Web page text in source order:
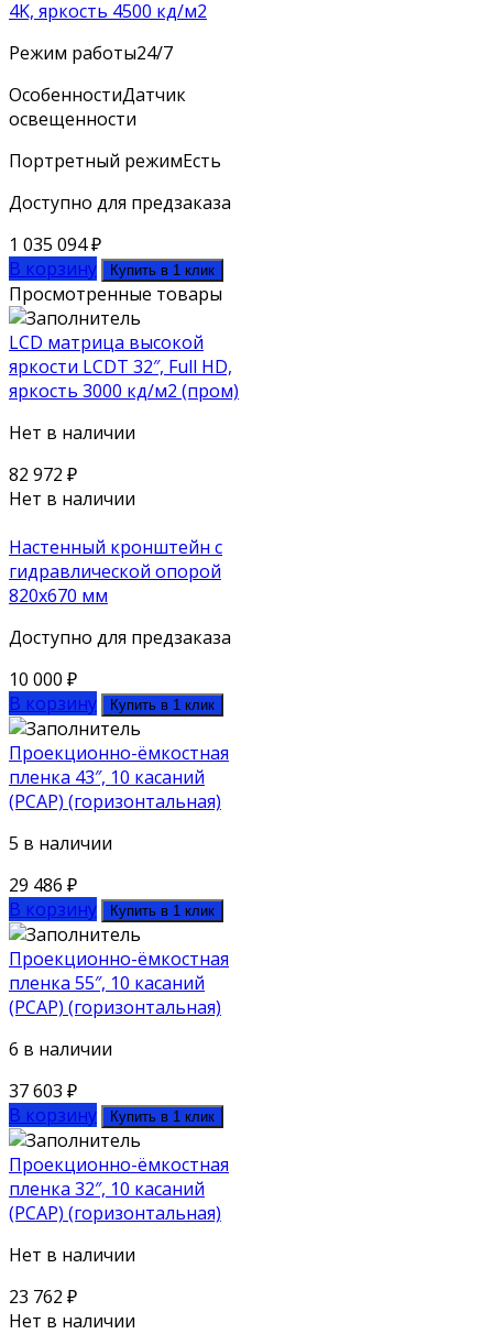
4K, яркость 4500 кд/м2
Режим работы24/7
ОсобенностиДатчик
освещенности
Портретный режимЕсть
Доступно для предзаказа
1 035 094₽
В корзину
Купить в 1 клик
Просмотренные товары
LCD матрица высокой
яркости LCDT 32″, Full HD,
яркость 3000 кд/м2 (пром)
Нет в наличии
82 972 ₽
Нет в наличии
Настенный кронштейн с
гидравлической опорой
820х670 мм
Доступно для предзаказа
10 000 ₽
В корзину
Купить в 1 клик
Проекционно-ёмкостная
пленка 43″, 10 касаний
(PCAP) (горизонтальная)
5 в наличии
29 486 ₽
В корзину
Купить в 1 клик
Проекционно-ёмкостная
пленка 55″, 10 касаний
(PCAP) (горизонтальная)
6 в наличии
37 603 ₽
В корзину
Купить в 1 клик
Проекционно-ёмкостная
пленка 32″, 10 касаний
(PCAP) (горизонтальная)
Нет в наличии
23 762 ₽
Нет в наличии